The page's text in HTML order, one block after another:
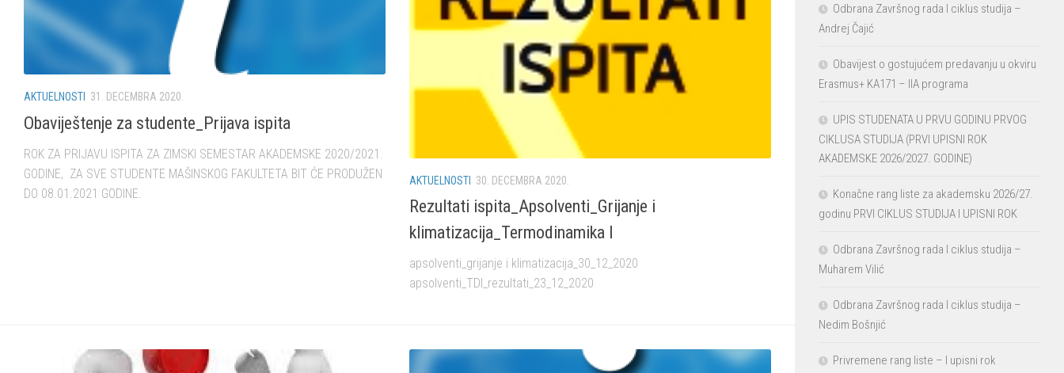
AKTUELNOSTI 31. DECEMBRA 2020.
Obaviještenje za studente_Prijava ispita
ROK ZA PRIJAVU ISPITA ZA ZIMSKI SEMESTAR AKADEMSKE 2020/2021.
GODINE, ZA SVE STUDENTE MAŠINSKOG FAKULTETA BIT ĆE PRODUŽEN
DO 08.01.2021 GODINE.
AKTUELNOSTI 30. DECEMBRA 2020.
Rezultati ispita_Apsolventi_Grijanje i
klimatizacija_Termodinamika I
apsolventi_grijanje i klimatizacija_30_12_2020
apsolventi_TDI_rezultati_23_12_2020
Odbrana Završnog rada I ciklus studija –
Andrej Čajić
Obavijest o gostujućem predavanju u okviru
Erasmus+ KA171 – IIA programa
UPIS STUDENATA U PRVU GODINU PRVOG
CIKLUSA STUDIJA (PRVI UPISNI ROK
AKADEMSKE 2026/2027. GODINE)
Konačne rang liste za akademsku 2026/27.
godinu PRVI CIKLUS STUDIJA I UPISNI ROK
Odbrana Završnog rada I ciklus studija –
Muharem Vilić
Odbrana Završnog rada I ciklus studija –
Nedim Bošnjić
Privremene rang liste – I upisni rok